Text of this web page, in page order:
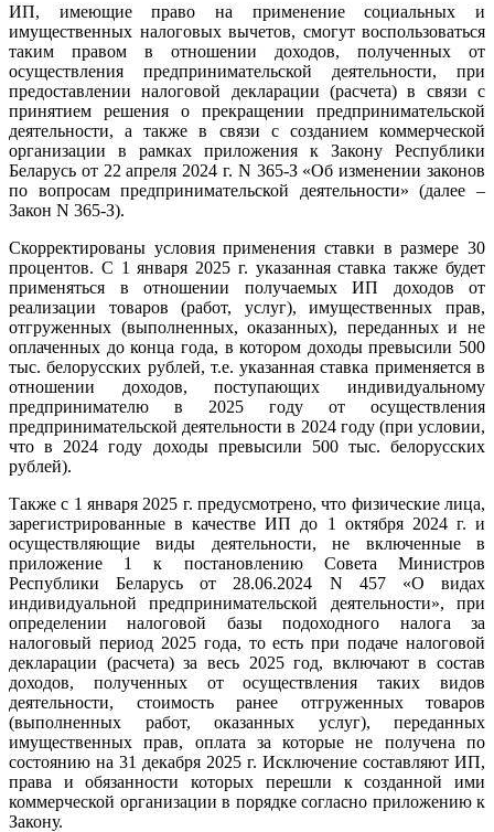
ИП, имеющие право на применение социальных и
имущественных налоговых вычетов, смогут воспользоваться
таким правом в отношении доходов, полученных от
осуществления предпринимательской деятельности, при
предоставлении налоговой декларации (расчета) в связи с
принятием решения о прекращении предпринимательской
деятельности, а также в связи с созданием коммерческой
организации в рамках приложения к Закону Республики
Беларусь от 22 апреля 2024 г. N 365-З «Об изменении законов
по вопросам предпринимательской деятельности» (далее –
Закон N 365-З).
Скорректированы условия применения ставки в размере 30
процентов. С 1 января 2025 г. указанная ставка также будет
применяться в отношении получаемых ИП доходов от
реализации товаров (работ, услуг), имущественных прав,
отгруженных (выполненных, оказанных), переданных и не
оплаченных до конца года, в котором доходы превысили 500
тыс. белорусских рублей, т.е. указанная ставка применяется в
отношении доходов, поступающих индивидуальному
предпринимателю в 2025 году от осуществления
предпринимательской деятельности в 2024 году (при условии,
что в 2024 году доходы превысили 500 тыс. белорусских
рублей).
Также с 1 января 2025 г. предусмотрено, что физические лица,
зарегистрированные в качестве ИП до 1 октября 2024 г. и
осуществляющие виды деятельности, не включенные в
приложение 1 к постановлению Совета Министров
Республики Беларусь от 28.06.2024 N 457 «О видах
индивидуальной предпринимательской деятельности», при
определении налоговой базы подоходного налога за
налоговый период 2025 года, то есть при подаче налоговой
декларации (расчета) за весь 2025 год, включают в состав
доходов, полученных от осуществления таких видов
деятельности, стоимость ранее отгруженных товаров
(выполненных работ, оказанных услуг), переданных
имущественных прав, оплата за которые не получена по
состоянию на 31 декабря 2025 г. Исключение составляют ИП,
права и обязанности которых перешли к созданной ими
коммерческой организации в порядке согласно приложению к
Закону.